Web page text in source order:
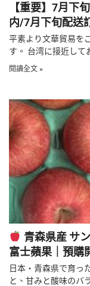
【重要】7月下
内/7月下旬配送
平素より文華貿易を
す。 台湾に接近して
閱讀全文 »
青森県産 サ
富士蘋果｜預購
日本・青森県で育っ
と、甘みと酸味のバ